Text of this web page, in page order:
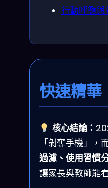
行動呼籲與
快速精華
核心結論：
「剝奪手機」，
過濾、使用習慣
讓家長與教師能